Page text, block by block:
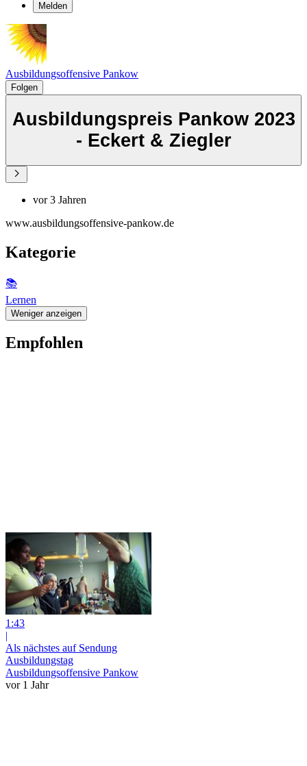
Melden
Ausbildungsoffensive Pankow
Folgen
Ausbildungspreis Pankow 2023
- Eckert & Ziegler
vor 3 Jahren
www.ausbildungsoffensive-pankow.de
Kategorie
📚
Lernen
Weniger anzeigen
Empfohlen
1:43
|
Als nächstes auf Sendung
Ausbildungstag
Ausbildungsoffensive Pankow
vor 1 Jahr